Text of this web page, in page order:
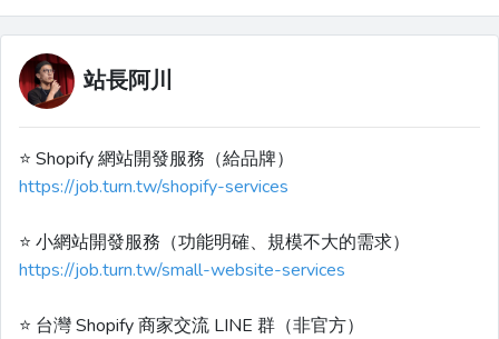
站長阿川
⭐️ Shopify 網站開發服務（給品牌）
https://job.turn.tw/shopify-services
⭐️ 小網站開發服務（功能明確、規模不大的需求）
https://job.turn.tw/small-website-services
⭐️ 台灣 Shopify 商家交流 LINE 群（非官方）